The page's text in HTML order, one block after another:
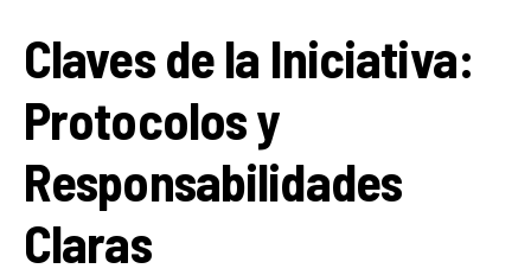
Claves de la Iniciativa:
Protocolos y
Responsabilidades
Claras